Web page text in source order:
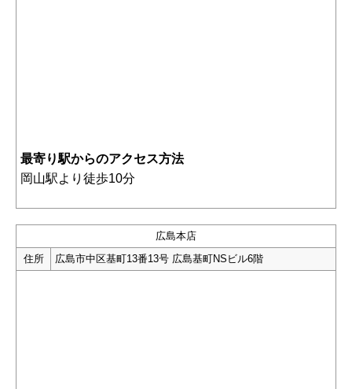
最寄り駅からのアクセス方法
岡山駅より徒歩10分
広島本店
住所
広島市中区基町13番13号 広島基町NSビル6階